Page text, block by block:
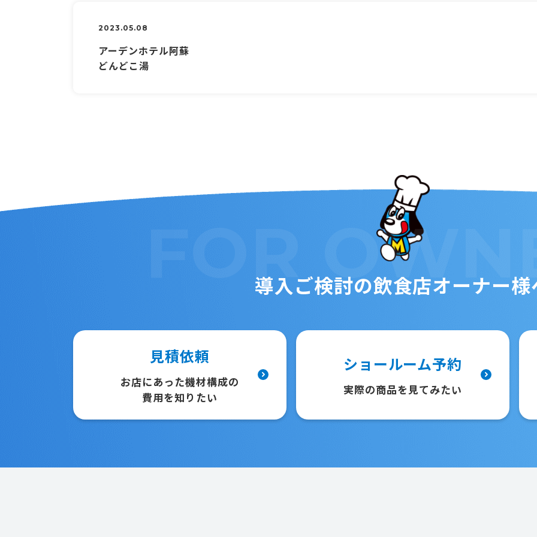
2023.05.08
アーデンホテル阿蘇
どんどこ湯
導入ご検討の飲食店オーナー様
FOR
見積依頼
お店にあった機材構成の
費用を知りたい
ショールーム予約
実際の商品を見てみたい